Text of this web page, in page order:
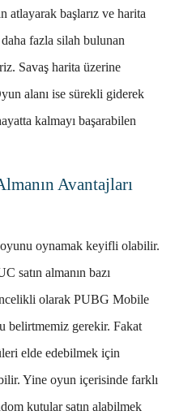
başlarız ve harita
fazla silah bulunan
Savaş harita üzerine
alanı ise sürekli giderek
kalmayı başarabilen
Avantajları
oynamak keyifli olabilir.
satın almanın bazı
olarak PUBG Mobile
belirtmemiz gerekir. Fakat
elde edebilmek için
Yine oyun içerisinde farklı
kutular satın alabilmek